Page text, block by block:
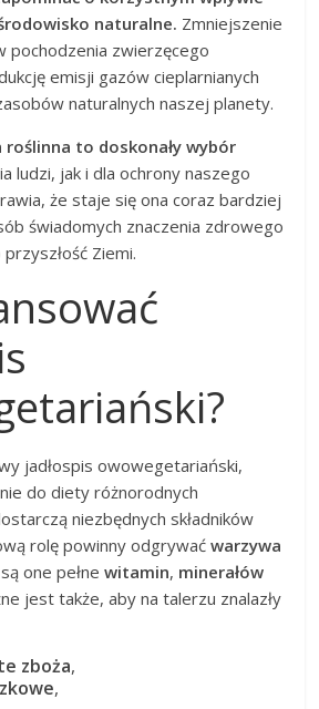
naturalne. Zmniejszenie
pochodzenia zwierzęcego
emisji gazów cieplarnianych
naturalnych naszej planety.
roślinna to doskonały wybór
ludzi, jak i dla ochrony naszego
że staje się ona coraz bardziej
świadomych znaczenia zdrowego
Ziemi.
jadłospis owowegetariański,
do diety różnorodnych
niezbędnych składników
rolę powinny odgrywaćwarzywa
one pełnewitamin, minerałów
jest także, aby na talerzu znalazły
zboża,
,